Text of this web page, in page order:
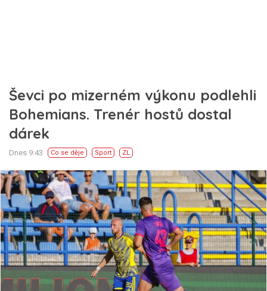
Ševci po mizerném výkonu podlehli
Bohemians. Trenér hostů dostal
dárek
Dnes 9:43 Co se děje Sport ZL